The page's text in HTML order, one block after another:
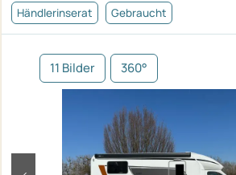
Händlerinserat Gebraucht
11 Bilder 360°